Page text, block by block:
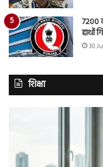
7200
हाथों
30
शिक्षा